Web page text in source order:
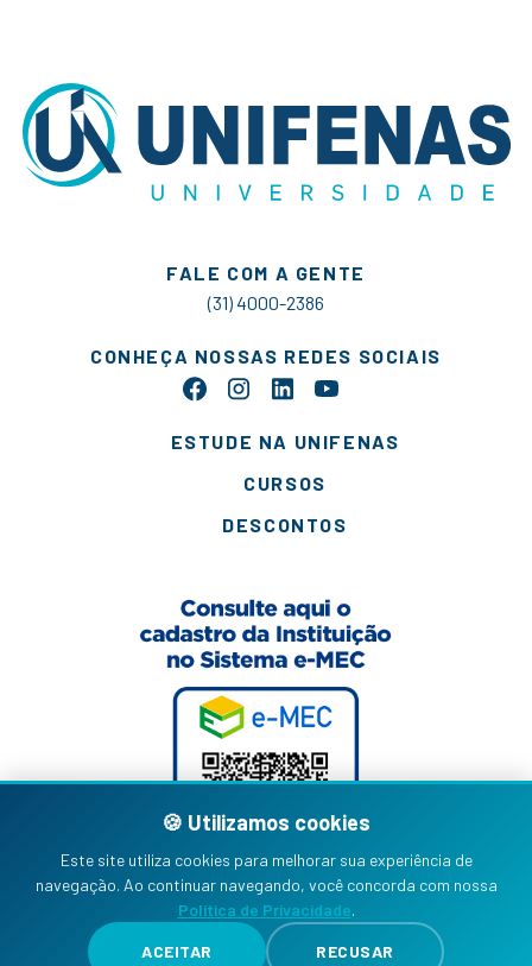
FALE COM A GENTE
(31) 4000-2386
CONHEÇA NOSSAS REDES SOCIAIS
ESTUDE NA UNIFENAS
CURSOS
DESCONTOS
🍪 Utilizamos cookies
Este site utiliza cookies para melhorar sua experiência de
navegação. Ao continuar navegando, você concorda com nossa
Política de Privacidade.
ACEITAR RECUSAR